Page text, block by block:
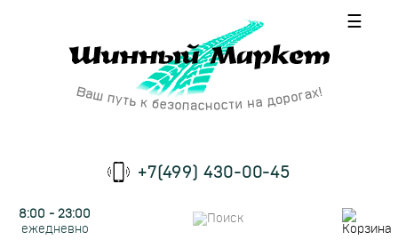
☰
+7(499) 430-00-45
8:00 - 23:00
ежедневно